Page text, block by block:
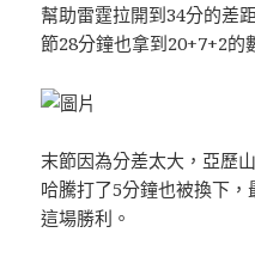
幫助雷霆拉開到34分的差
節28分鐘也拿到20+7+2的
末節因為分差太大，亞歷
哈騰打了5分鐘也被換下
這場勝利。